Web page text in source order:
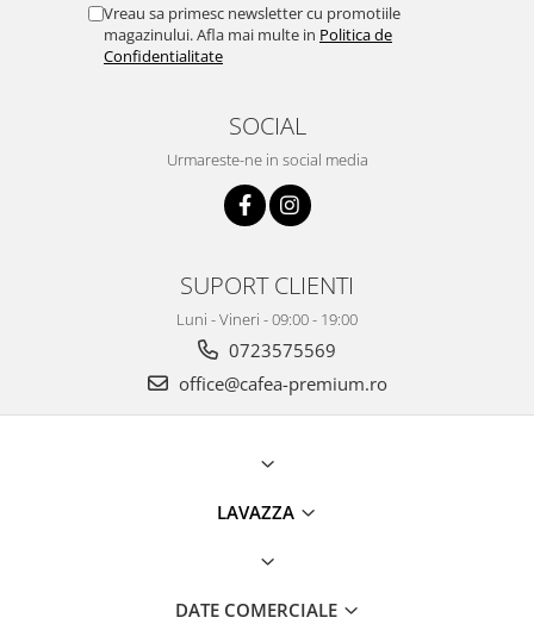
Vreau sa primesc newsletter cu promotiile
magazinului. Afla mai multe in Politica de
Confidentialitate
SOCIAL
Urmareste-ne in social media
SUPORT CLIENTI
Luni - Vineri - 09:00 - 19:00
0723575569
office@cafea-premium.ro
LAVAZZA
DATE COMERCIALE